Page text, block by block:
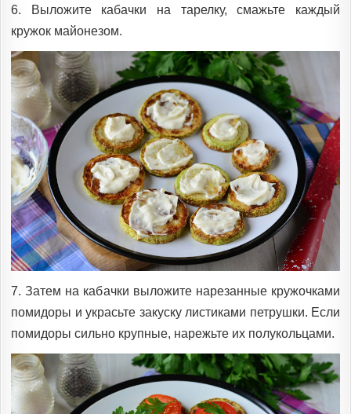
6. Выложите кабачки на тарелку, смажьте каждый
кружок майонезом.
7. Затем на кабачки выложите нарезанные кружочками
помидоры и украсьте закуску листиками петрушки. Если
помидоры сильно крупные, нарежьте их полукольцами.